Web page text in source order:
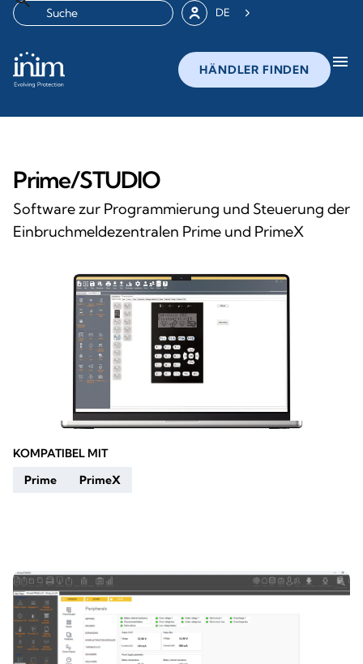
DE
HÄNDLER FINDEN menu
Prime/STUDIO
Software zur Programmierung und Steuerung der
Einbruchmeldezentralen Prime und PrimeX
KOMPATIBEL MIT
Prime
PrimeX